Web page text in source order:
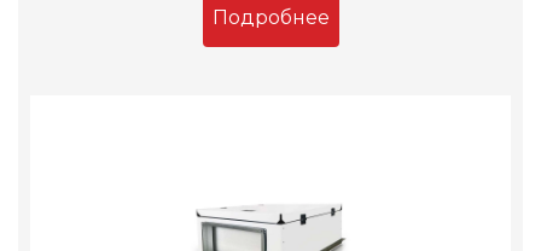
Подробнее